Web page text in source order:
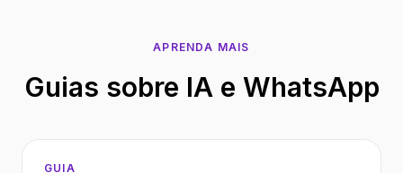
APRENDA MAIS
Guias sobre IA e WhatsApp
GUIA